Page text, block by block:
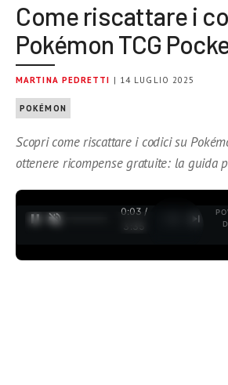
Come riscattare i
Pokémon TCG
MARTINA PEDRETTI | 14 LUGLIO 2025
POKÉMON
Scopri come riscattare i codici su
ottenere ricompense gratuite: la guida
0:03 /
3:35